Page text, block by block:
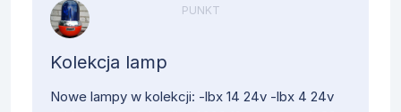
PUNKT
Kolekcja lamp
Nowe lampy w kolekcji: -lbx 14 24v -lbx 4 24v